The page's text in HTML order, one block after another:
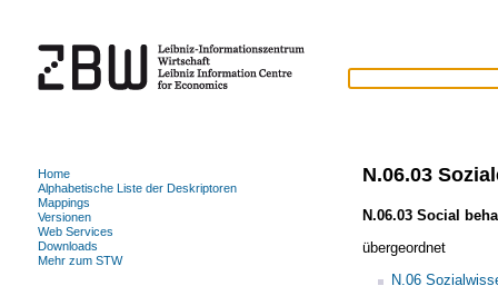
N.06.03
N.06.03 Social
übergeordnet
N.06
Home
Alphabetische Liste der Deskriptoren
Mappings
Versionen
Web Services
Downloads
Mehr zum STW